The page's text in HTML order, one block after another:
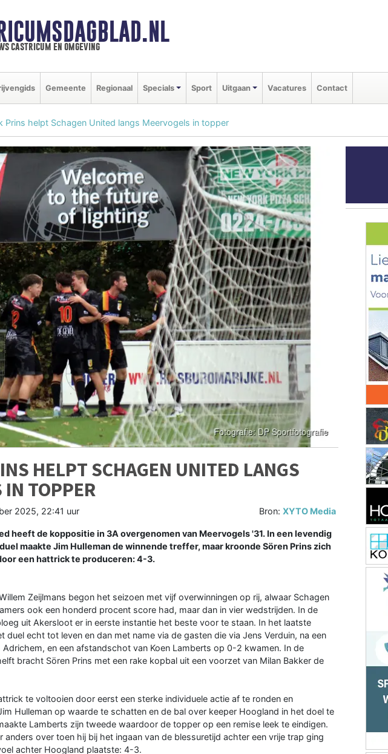
castricum en omgeving
Gemeente Regionaal Specials Sport Uitgaan Vacatures Contact
Prins helpt Schagen United langs Meervogels in topper
HELPT SCHAGEN UNITED LANGS
IN TOPPER
2025, 22:41 uur Bron:XYTO Media
heeft de koppositie in 3A overgenomen van Meervogels '31. In een levendig
maakte Jim Hulleman de winnende treffer, maar kroonde Sören Prins zich
een hattrick te produceren: 4-3.
Zeijlmans begon het seizoen met vijf overwinningen op rij, alwaar Schagen
ook een honderd procent score had, maar dan in vier wedstrijden. In de
uit Akersloot er in eerste instantie het beste voor te staan. In het laatste
duel echt tot leven en dan met name via de gasten die via Jens Verduin, na een
en een afstandschot van Koen Lamberts op 0-2 kwamen. In de
bracht Sören Prins met een rake kopbal uit een voorzet van Milan Bakker de
te voltooien door eerst een sterke individuele actie af te ronden en
Hulleman op waarde te schatten en de bal over keeper Hoogland in het doel te
Lamberts zijn tweede waardoor de topper op een remise leek te eindigen.
anders over toen hij bij het ingaan van de blessuretijd achter een vrije trap ging
achter Hoogland plaatste: 4-3.